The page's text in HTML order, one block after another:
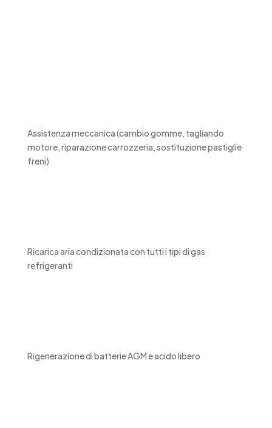
Assistenza meccanica (cambio gomme, tagliando
motore, riparazione carrozzeria, sostituzione pastiglie
freni)
Ricarica aria condizionata con tutti i tipi di gas
refrigeranti
Rigenerazione di batterie AGM e acido libero